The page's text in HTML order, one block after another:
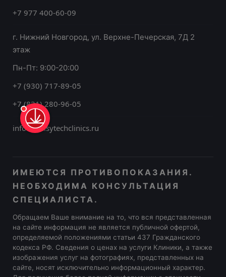
+7 977 400-60-09
г. Нижний Новгород, ул. Верхне-Печерская, 7Д 2
этаж
Пн-Пт: 9:00-20:00
+7 (930) 717-89-05
+7 (831) 280-96-05
info@melsytechclinics.ru
ИМЕЮТСЯ ПРОТИВОПОКАЗАНИЯ.
НЕОБХОДИМА КОНСУЛЬТАЦИЯ
СПЕЦИАЛИСТА.
Обращаем Ваше внимание на то, что вся представленная
на сайте информация не является публичной офертой,
определяемой положениями статьи 437 Гражданского
кодекса РФ. Сведения о ценах на услуги Клиники, а также
изображения услуг на фотографиях, представленных на
сайте, носят исключительно информационный характер.